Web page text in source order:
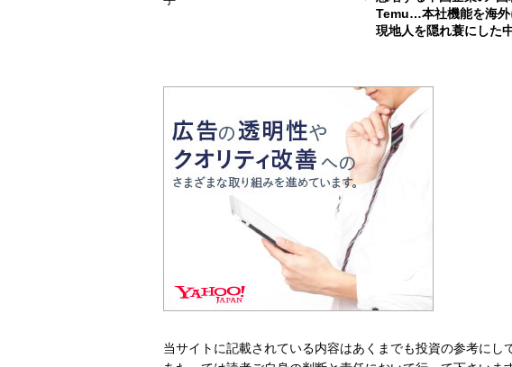
Temu…本社機能を海
現地人を隠れ蓑にした
当サイトに記載されている内容はあくまでも投資の参考にし